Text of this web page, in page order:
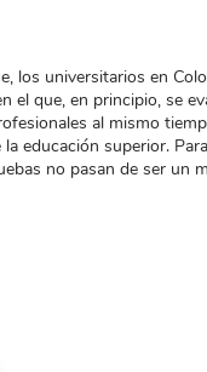
los universitarios en
el que, en principio, se
al mismo
la educación superior.
no pasan de ser un